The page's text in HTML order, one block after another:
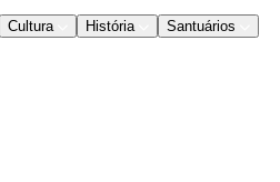
Cultura História
Santuários